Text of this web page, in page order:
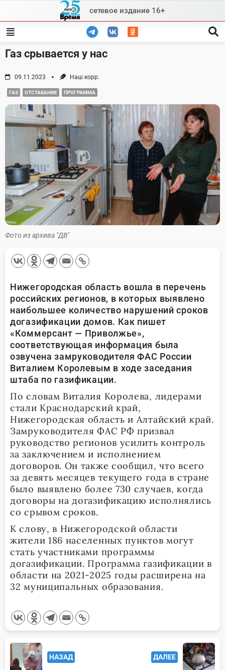
content
сетевое издание 16+
Газ срывается у нас
09.11.2023 Наш корр.
ГАЗ ОТСТАВАНИЕ ПРОГРАММА
Фото из архива "ДВ"
Нижегородская область вошла в перечень
российских регионов, в которых выявлено
наибольшее количество нарушений сроков
догазификации домов. Как пишет
«Коммерсант — Приволжье»,
соответствующая информация была
озвучена замруководителя ФАС России
Виталием Королевым в ходе заседания
штаба по газификации.
По словам Виталия Королева, лидерами
стали Краснодарский край,
Нижегородская область и Алтайский край.
Замруководителя ФАС РФ призвал
руководство регионов усилить контроль
за заключением и исполнением
договоров. Он также сообщил, что всего
за девять месяцев текущего года в стране
было выявлено более 730 случаев, когда
договоры на догазификацию исполнялись
со срывом сроков.
К слову, в Нижегородской области
жители 186 населенных пунктов могут
стать участниками программы
догазификации. Программа газификации в
области на 2021-2025 годы расширена на
32 муниципальных образования.
<span
class="nav-НАЗАД ДАЛЕЕ